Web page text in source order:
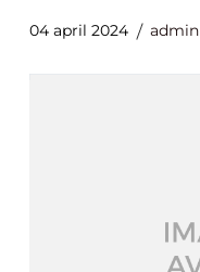
04 april 2024 admin